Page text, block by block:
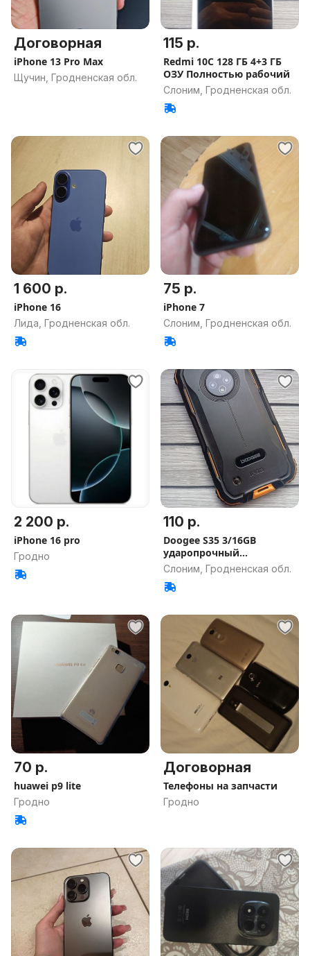
Договорная
iPhone 13 Pro Max
Щучин, Гродненская обл.
115 р.
Redmi 10С 128 ГБ 4+3 ГБ
ОЗУ Полностью рабочий
Слоним, Гродненская обл.
1 600 р.
iPhone 16
Лида, Гродненская обл.
75 р.
iPhone 7
Слоним, Гродненская обл.
2 200 р.
iPhone 16 pro
Гродно
110 р.
Doogee S35 3/16GB
ударопрочный
водонепроницаемый
Слоним, Гродненская обл.
70 р.
huawei p9 lite
Гродно
Договорная
Телефоны на запчасти
Гродно